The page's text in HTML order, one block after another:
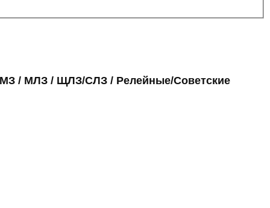
/ МЛЗ / ЩЛЗ/СЛЗ / Релейные/Советские